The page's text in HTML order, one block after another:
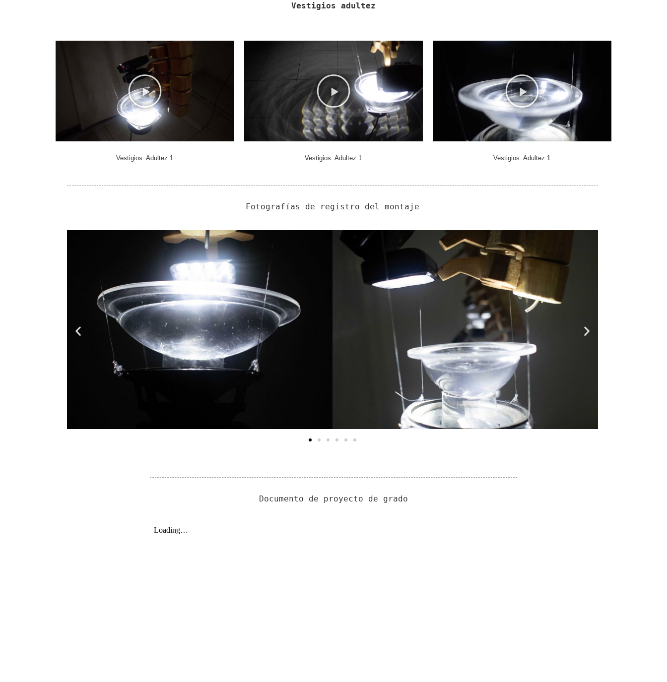
Vestigios adultez
Vestigios: Adultez 1 Vestigios: Adultez 1 Vestigios: Adultez 1
Fotografías de registro del montaje
Documento de proyecto de grado